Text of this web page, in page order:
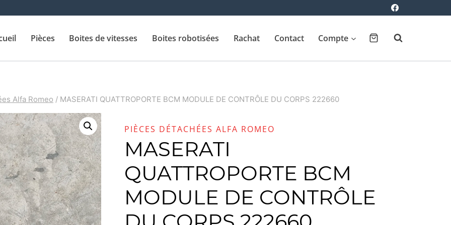
Pièces Boites de vitesses Boites robotisées Rachat Contact Compte
Alfa Romeo / MASERATI QUATTROPORTE BCM MODULE DE CONTRÔLE DU CORPS 222660
PIÈCES DÉTACHÉES ALFA ROMEO
MASERATI
QUATTROPORTE BCM
MODULE DE CONTRÔLE